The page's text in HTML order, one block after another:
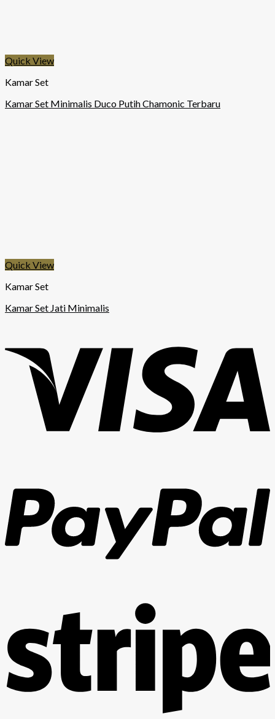
Quick View
Kamar Set
Kamar Set Minimalis Duco Putih Chamonic Terbaru
Quick View
Kamar Set
Kamar Set Jati Minimalis